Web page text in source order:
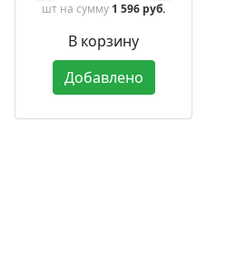
шт на сумму 1 596 руб.
В корзину
Добавлено